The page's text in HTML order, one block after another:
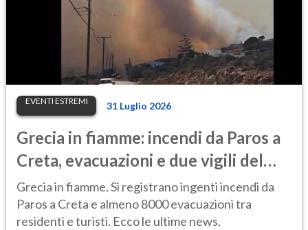
EVENTI ESTREMI 31 Luglio 2026
Grecia in fiamme: incendi da Paros a
Creta, evacuazioni e due vigili del
fuoco morti
Grecia in fiamme. Si registrano ingenti incendi da
Paros a Creta e almeno 8000 evacuazioni tra
residenti e turisti. Ecco le ultime news.